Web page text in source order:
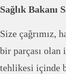
Sağlık Bakanı
Size çağrımız,
bir parçası olan
tehlikesi içinde